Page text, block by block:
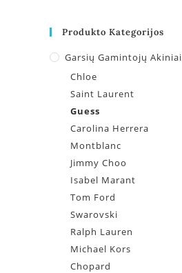
Produkto Kategorijos
Garsių Gamintojų Akiniai
Chloe
Saint Laurent
Guess
Carolina Herrera
Montblanc
Jimmy Choo
Isabel Marant
Tom Ford
Swarovski
Ralph Lauren
Michael Kors
Chopard